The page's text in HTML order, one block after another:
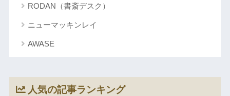
RODAN（書斎デスク）
ニューマッキンレイ
AWASE
人気の記事ランキング